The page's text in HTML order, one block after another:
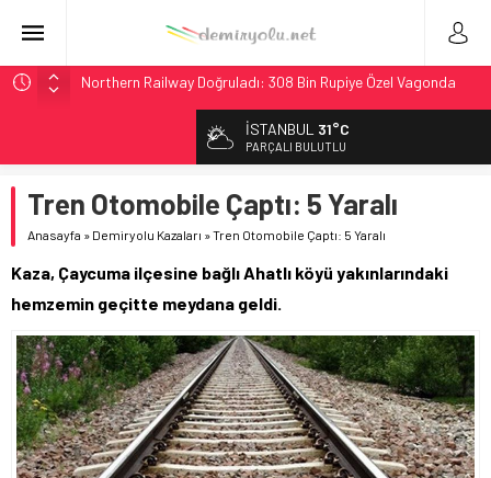
Northern Railway Doğruladı: 308 Bin Rupiye Özel Vagonda
Chicago’da Metra Polisi BVLOS Drone’larla Müdahale
NJ Transit’ten Tarihi Bütçe: 46 Yılın Rekoru Onaylandı
Rocky Mountain, Güneş Enerjili Tesisten İlk Rayı Sevk Etti
İSTANBUL 31°C
PARÇALI BULUTLU
Tren Otomobile Çaptı: 5 Yaralı
Anasayfa » Demiryolu Kazaları »Tren Otomobile Çaptı: 5 Yaralı
Kaza, Çaycuma ilçesine bağlı Ahatlı köyü yakınlarındaki
hemzemin geçitte meydana geldi.